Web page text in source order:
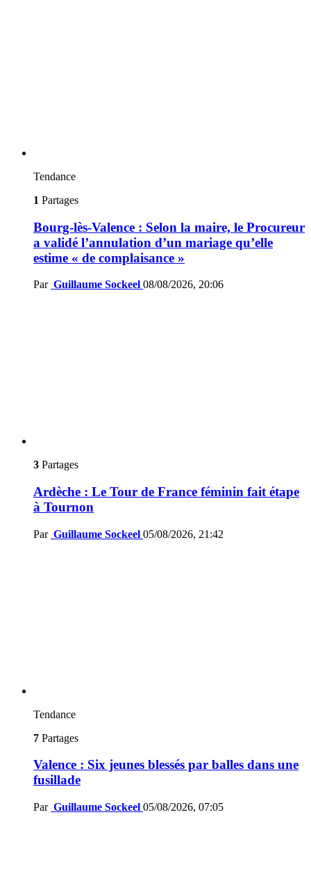
Tendance
1 Partages
Bourg-lès-Valence : Selon la maire, le Procureur
a validé l’annulation d’un mariage qu’elle
estime « de complaisance »
Par Guillaume Sockeel 08/08/2026, 20:06
3 Partages
Ardèche : Le Tour de France féminin fait étape
à Tournon
Par Guillaume Sockeel 05/08/2026, 21:42
Tendance
7 Partages
Valence : Six jeunes blessés par balles dans une
fusillade
Par Guillaume Sockeel 05/08/2026, 07:05